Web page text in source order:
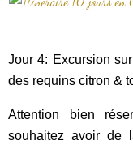
Jour 4: Excursion
des requins citron &
Attention bien
souhaitez avoir de